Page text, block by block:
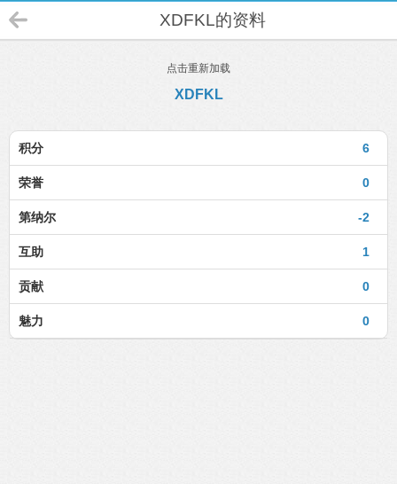
XDFKL的资料
点击重新加载
XDFKL
6
积分
0
荣誉
-2
第纳尔
1
互助
0
贡献
0
魅力